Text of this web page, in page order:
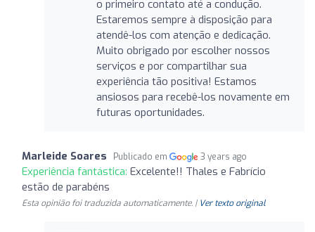
o primeiro contato até a condução.
Estaremos sempre à disposição para
atendê-los com atenção e dedicação.
Muito obrigado por escolher nossos
serviços e por compartilhar sua
experiência tão positiva! Estamos
ansiosos para recebê-los novamente em
futuras oportunidades.
Marleide Soares Publicado em 3 years ago
Experiência fantástica: Excelente!! Thales e Fabrício
estão de parabéns
Esta opinião foi traduzida automaticamente. | Ver texto original